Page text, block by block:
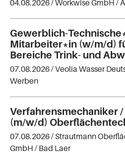
04.08.2026 /Workwise GmbH /
Gewerblich-
Mitarbeiter*in (w/m/d)
Bereiche Trink- und
07.08.2026 /Veolia Wasser
Werben
Verfahrensmechaniker
(m/w/d)
07.08.2026 / Strautmann
GmbH / Bad Laer